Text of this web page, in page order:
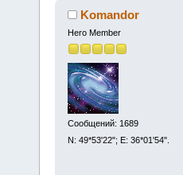
Komandor
Hero Member
Сообщений: 1689
N: 49*53'22"; E: 36*01'54".